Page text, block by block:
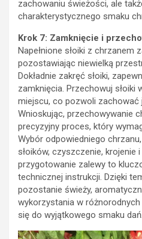
zachowaniu świeżości, ale
charakterystycznego smaku
Krok 7: Zamknięcie i
Napełnione słoiki z chrzanem
pozostawiając niewielką
Dokładnie zakręć słoiki,
zamknięcia. Przechowuj słoiki
miejscu, co pozwoli zachować
Wnioskując, przechowywanie
precyzyjny proces, który
Wybór odpowiedniego
słoików, czyszczenie, krojenie
przygotowanie zalewy to
technicznej instrukcji. Dzięki
pozostanie świeży,
wykorzystania w
się do wyjątkowego smaku dań.